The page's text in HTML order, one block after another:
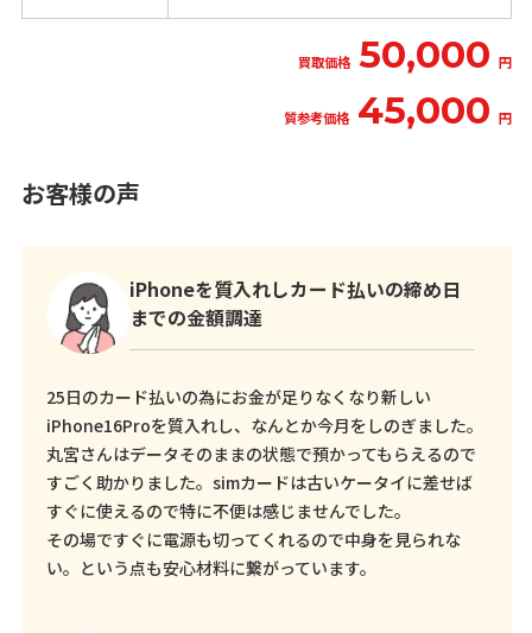
買取価格 50,000 円
質参考価格 45,000 円
お客様の声
iPhoneを質入れしカード払いの締め日
までの金額調達
25日のカード払いの為にお金が足りなくなり新しい
iPhone16Proを質入れし、なんとか今月をしのぎました。
丸宮さんはデータそのままの状態で預かってもらえるので
すごく助かりました。simカードは古いケータイに差せば
すぐに使えるので特に不便は感じませんでした。
その場ですぐに電源も切ってくれるので中身を見られな
い。という点も安心材料に繋がっています。